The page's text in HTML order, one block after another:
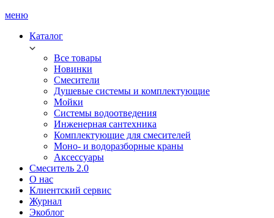
меню
Каталог
Все товары
Новинки
Смесители
Душевые системы и комплектующие
Мойки
Системы водоотведения
Инженерная сантехника
Комплектующие для смесителей
Моно- и водоразборные краны
Аксессуары
Смеситель 2.0
О нас
Клиентский сервис
Журнал
Экоблог